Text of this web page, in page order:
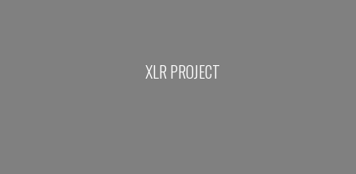
XLR PROJECT